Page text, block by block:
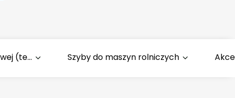
(te... Szyby do maszyn rolniczych